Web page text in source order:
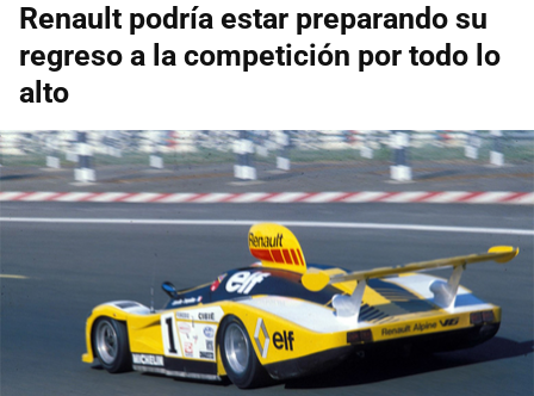
Renault podría estar preparando su
regreso a la competición por todo lo
alto